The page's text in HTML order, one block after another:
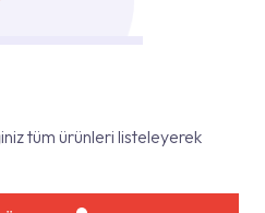
tüm ürünleri listeleyerek